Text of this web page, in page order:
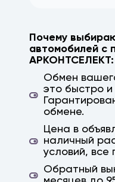
Почему
автомобилей с
АРКОНТСЕЛЕКТ:
Обмен
это быстро и
обмене.
Цена в
наличный
условий, все
Обратный